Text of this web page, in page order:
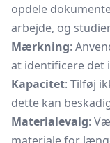
opdele
arbejde, og
Mærkning:
at identificere det
Kapacitet: Tilføj
dette kan
Materialevalg: